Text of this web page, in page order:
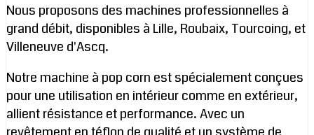
Nous proposons des machines professionnelles à
grand débit, disponibles à Lille, Roubaix, Tourcoing, et
Villeneuve d'Ascq.
Notre machine à pop corn est spécialement conçues
pour une utilisation en intérieur comme en extérieur,
allient résistance et performance. Avec un